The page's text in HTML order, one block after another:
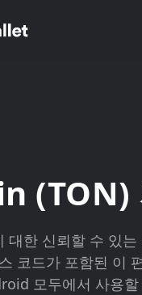
(TON)
대한 신뢰할 수 있
코드가 포함된 이
모두에서 사용